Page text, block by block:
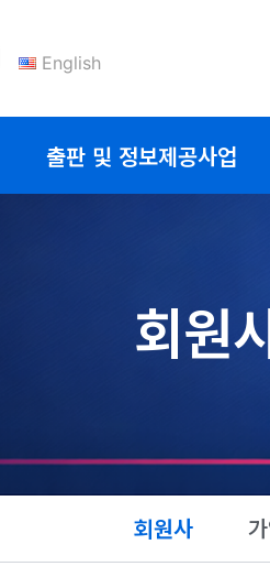
English
출판 및 정보제공사업
회원
회원사